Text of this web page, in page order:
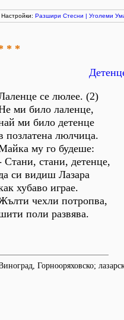
Настройки: Разшири Стесни | Уголеми
* *
се люлее. (2)
ми било лаленце,
ми било детенце
позлатена люлчица.
му го будеше:
Стани, стани, детенце,
си видиш Лазара
хубаво играе.
чехли потропва,
поли развява.
Горнооряховско;